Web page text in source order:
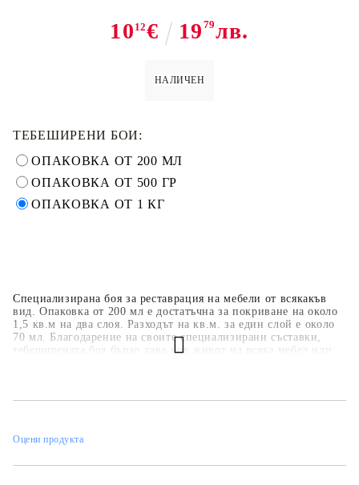
10 12€ 19 79лв.
НАЛИЧЕН
Специализирана боя за реставрация на мебели от всякакъв
вид. Опаковка от 200 мл е достатъчна за покриване на около
1,5 кв.м на два слоя. Разходът на кв.м. за един слой е около
70 мл. Благодарение на своите специализирани съставки,
тебеширената боя бързо дава нов живот на всяка мебел или
допълнителни ефекти.
ТЕБЕШИРЕНИ БОИ:
ОПАКОВКА ОТ 200 МЛ
ОПАКОВКА ОТ 500 ГР
ОПАКОВКА ОТ 1 КГ
Оцени продукта